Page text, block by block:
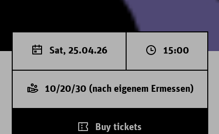
Sat, 25.04.26 15:00
10/20/30 (nach eigenem Ermessen)
Buy tickets